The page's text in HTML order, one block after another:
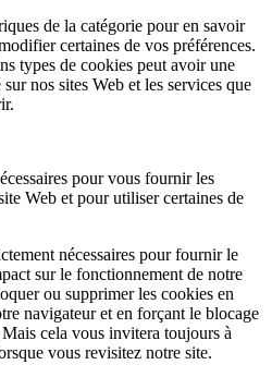
de la catégorie pour en savoir
certaines de vos préférences.
types de cookies peut avoir une
nos sites Web et les services que
pour vous fournir les
Web et pour utiliser certaines de
nécessaires pour fournir le
sur le fonctionnement de notre
ou supprimer les cookies en
navigateur et en forçant le blocage
cela vous invitera toujours à
vous revisitez notre site.